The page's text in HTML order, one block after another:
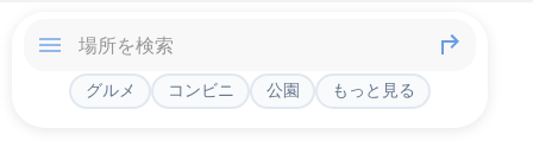
グルメ コンビニ 公園 もっと見る